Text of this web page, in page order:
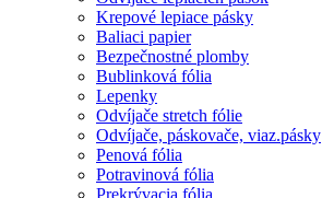
Krepové lepiace pásky
Baliaci papier
Bezpečnostné plomby
Bublinková fólia
Lepenky
Odvíjače stretch fólie
Odvíjače, páskovače, viaz.pásky
Penová fólia
Potravinová fólia
Prekrývacia fólia